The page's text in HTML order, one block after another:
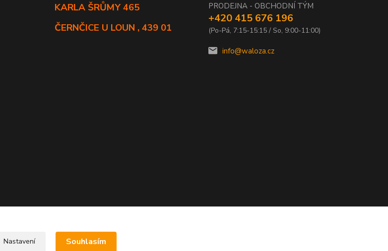
KARLA ŠRŮMY 465
ČERNČICE U LOUN , 439 01
PRODEJNA - OBCHODNÍ TÝM
+420 415 676 196
(Po-Pá, 7:15-15:15 / So, 9:00-11:00)
info@waloza.cz
Nastavení Souhlasím